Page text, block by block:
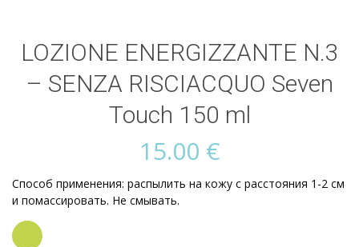
LOZIONE ENERGIZZANTE N.3
– SENZA RISCIACQUO Seven
Touch 150 ml
15.00 €
Способ применения: распылить на кожу с расстояния 1-2 см
и помассировать. Не смывать.
Заказать